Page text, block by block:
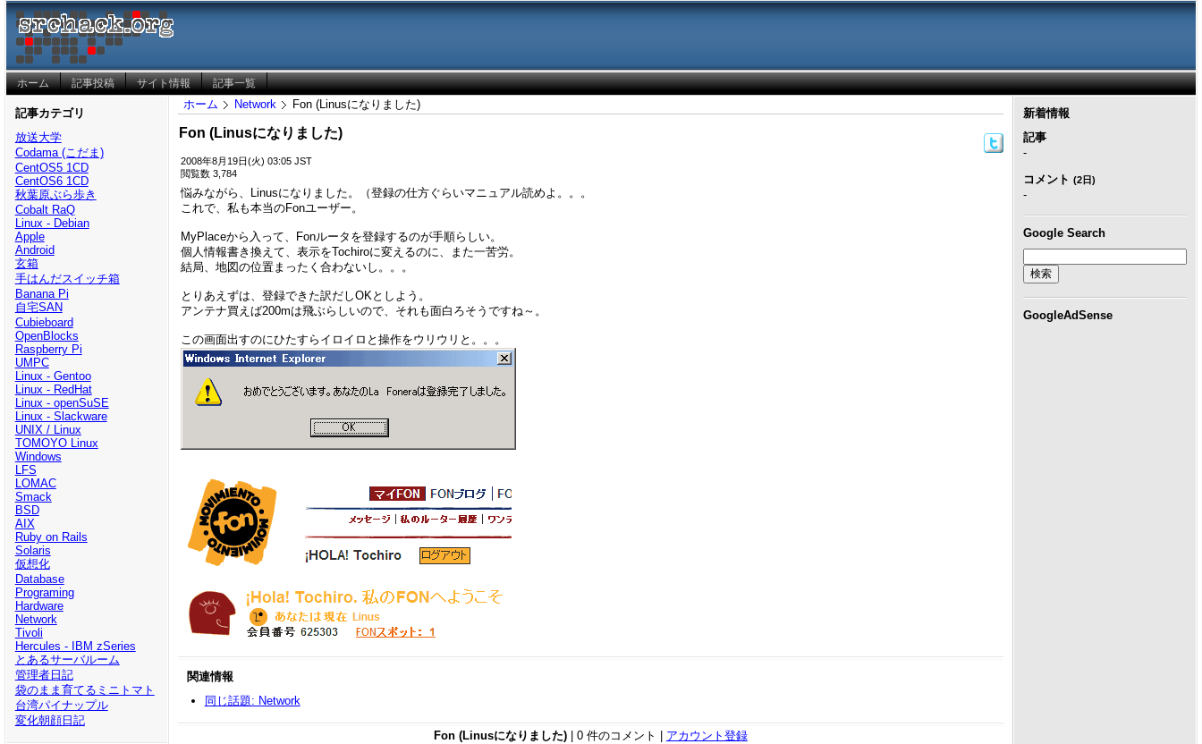
ホーム 記事投稿 サイト情報 記事一覧
記事カテゴリ
放送大学
Codama (こだま)
CentOS5 1CD
CentOS6 1CD
秋葉原ぶら歩き
Cobalt RaQ
Linux - Debian
Apple
Android
玄箱
手はんだスイッチ箱
Banana Pi
自宅SAN
Cubieboard
OpenBlocks
Raspberry Pi
UMPC
Linux - Gentoo
Linux - RedHat
Linux - openSuSE
Linux - Slackware
UNIX / Linux
TOMOYO Linux
Windows
LFS
LOMAC
Smack
BSD
AIX
Ruby on Rails
Solaris
仮想化
Database
Programing
Hardware
Network
Tivoli
Hercules - IBM zSeries
とあるサーバルーム
管理者日記
袋のまま育てるミニトマト
台湾パイナップル
変化朝顔日記
ホーム Network Fon (Linusになりました)
Fon (Linusになりました)
2008年8月19日(火) 03:05 JST
閲覧数 3,784
悩みながら、Linusになりました。（登録の仕方ぐらいマニュアル読めよ。。。
これで、私も本当のFonユーザー。
MyPlaceから入って、Fonルータを登録するのが手順らしい。
個人情報書き換えて、表示をTochiroに変えるのに、また一苦労。
結局、地図の位置まったく合わないし。。。
とりあえずは、登録できた訳だしOKとしよう。
アンテナ買えば200mは飛ぶらしいので、それも面白ろそうですね～。
この画面出すのにひたすらイロイロと操作をウリウリと。。。
関連情報
同じ話題: Network
Fon (Linusになりました)| 0 件のコメント | アカウント登録
新着情報
記事
-
コメント (2日)
-
Google Search
GoogleAdSense